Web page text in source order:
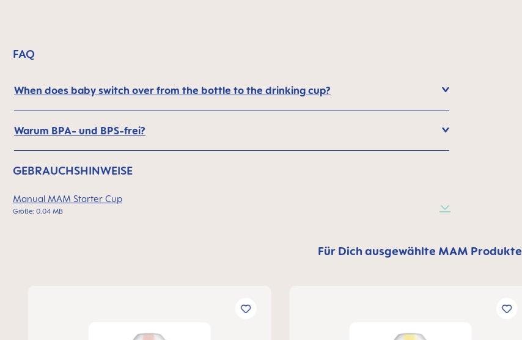
FAQ
When does baby switch over from the bottle to the drinking cup?
Warum BPA- und BPS-frei?
GEBRAUCHSHINWEISE
Manual MAM Starter Cup
Größe: 0.04 MB
Für Dich ausgewählte MAM Produkte